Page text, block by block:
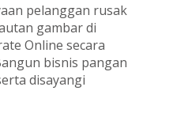
pelanggan rusak
gambar di
Online secara
bisnis pangan
disayangi